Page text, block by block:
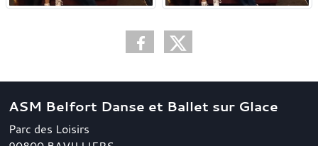
ASM Belfort Danse et Ballet sur Glace
Parc des Loisirs